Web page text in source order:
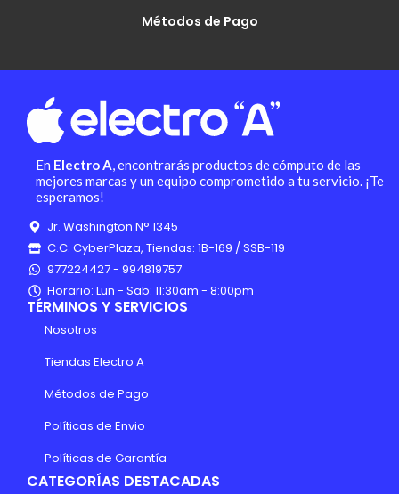
Métodos de Pago
En Electro A, encontrarás productos de cómputo de las
mejores marcas y un equipo comprometido a tu servicio. ¡Te
esperamos!
Jr. Washington N° 1345
C.C. CyberPlaza, Tiendas: 1B-169 / SSB-119
977224427 - 994819757
Horario: Lun - Sab: 11:30am - 8:00pm
TÉRMINOS Y SERVICIOS
Nosotros
Tiendas Electro A
Métodos de Pago
Políticas de Envio
Políticas de Garantía
CATEGORÍAS DESTACADAS